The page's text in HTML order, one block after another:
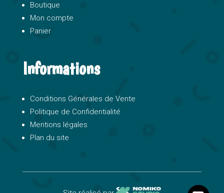
Boutique
Mon compte
Panier
Informations
Conditions Générales de Vente
Politique de Confidentialité
Mentions légales
Plan du site